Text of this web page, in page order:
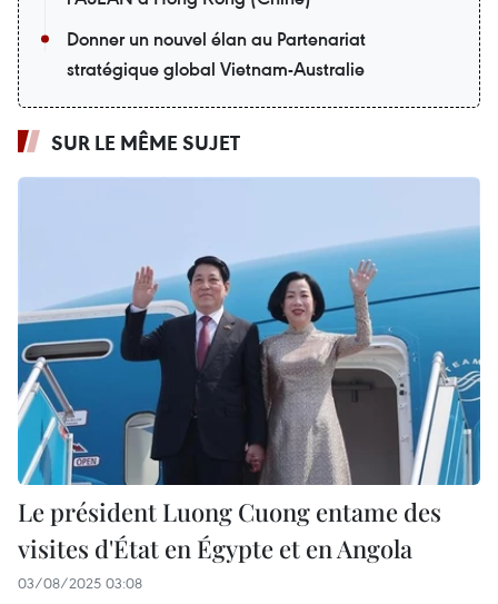
Donner un nouvel élan au Partenariat
stratégique global Vietnam-Australie
SUR LE MÊME SUJET
Le président Luong Cuong entame des
visites d'État en Égypte et en Angola
03/08/2025 03:08